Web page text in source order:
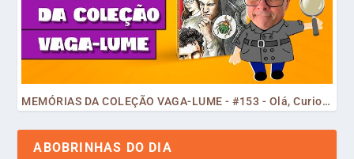
MEMÓRIAS DA COLEÇÃO VAGA-LUME - #153 - Olá, Curiosos! 2023
ABOBRINHAS DO DIA